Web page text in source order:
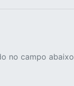
no campo abaixo